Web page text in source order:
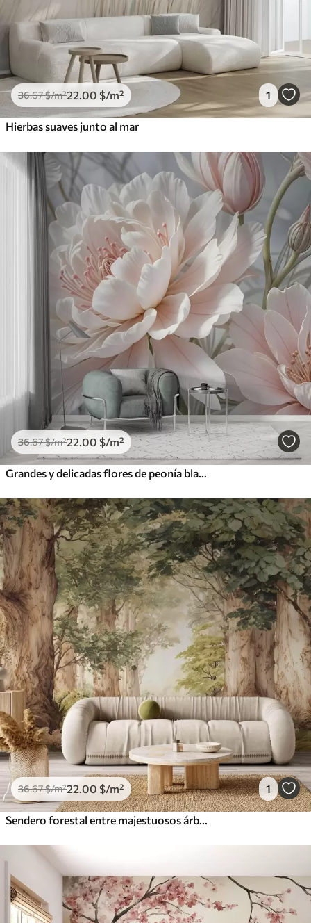
36.67$/m²22 .00 $/m² 1
Hierbas suaves junto al mar
36.67$/m²22 .00 $/m²
36.67$/m²22 .00 $/m² 1